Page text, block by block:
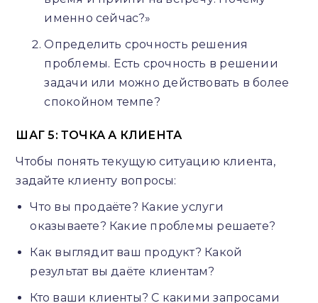
именно сейчас?»
Определить срочность решения
проблемы. Есть срочность в решении
задачи или можно действовать в более
спокойном темпе?
ШАГ 5: ТОЧКА А КЛИЕНТА
Чтобы понять текущую ситуацию клиента,
задайте клиенту вопросы:
Что вы продаёте? Какие услуги
оказываете? Какие проблемы решаете?
Как выглядит ваш продукт? Какой
результат вы даёте клиентам?
Кто ваши клиенты? С какими запросами